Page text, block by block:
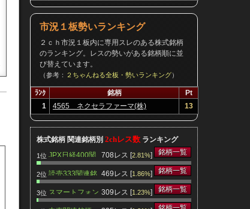
市況１板勢いランキング
２ｃｈ市況１板内に専用スレのある株式銘柄
のランキング。レスの勢いがある銘柄順に並
び替えています。
（参考：２ちゃんねる全板・勢いランキング）
ﾗﾝｸ 銘柄
Pt
1
4565 ネクセラファーマ(株) 13
株式銘柄 関連銘柄別 2chレス数 ランキング
1位 JPX日経400関
連銘柄
708レス [2.81%] 銘柄一覧
2位 読売333関連銘
柄
469レス [1.86%] 銘柄一覧
3位 スマートフォン
関連銘柄
309レス [1.23%] 銘柄一覧